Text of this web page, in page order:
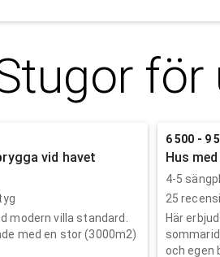
för
vid havet
modern villa standard.
med en stor (3000m2)
6 500 - 9
Hus
4-5
25
Här
och egen